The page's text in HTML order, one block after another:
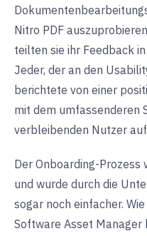
Nitro PDF
teilten sie ihr Feedback
Jeder, der an den
berichtete von einer
mit dem umfassenderen
verbleibenden Nutzer
Der Onboarding-
und wurde durch die
sogar noch einfacher.
Software Asset Manager